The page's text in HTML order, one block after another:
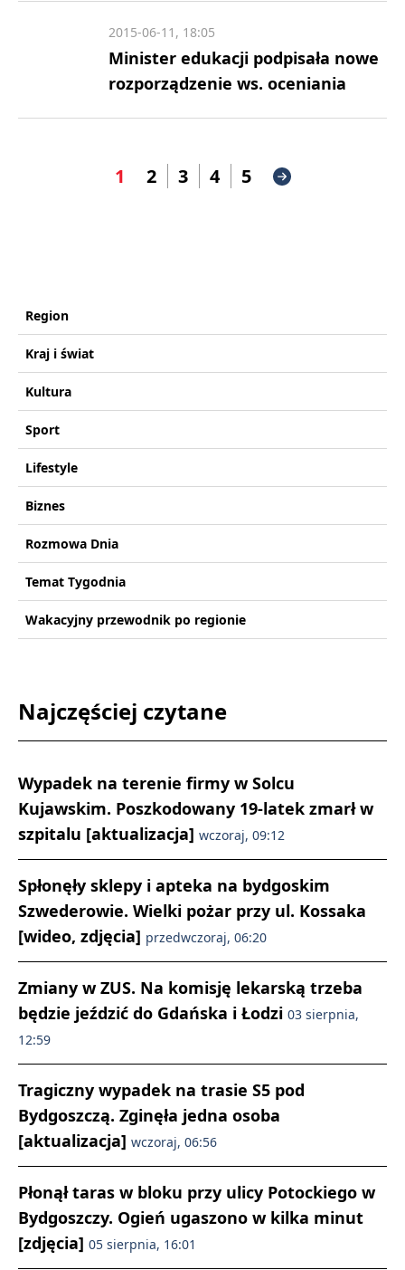
Minister edukacji podpisała nowe
rozporządzenie ws. oceniania
2015-06-11, 18:05
1 2 3 4 5
Region
Kraj i świat
Kultura
Sport
Lifestyle
Biznes
Rozmowa Dnia
Temat Tygodnia
Wakacyjny przewodnik po regionie
Najczęściej czytane
Wypadek na terenie firmy w Solcu
Kujawskim. Poszkodowany 19-latek zmarł w
szpitalu [aktualizacja] wczoraj, 09:12
Spłonęły sklepy i apteka na bydgoskim
Szwederowie. Wielki pożar przy ul. Kossaka
[wideo, zdjęcia] przedwczoraj, 06:20
Zmiany w ZUS. Na komisję lekarską trzeba
będzie jeździć do Gdańska i Łodzi 03 sierpnia,
12:59
Tragiczny wypadek na trasie S5 pod
Bydgoszczą. Zginęła jedna osoba
[aktualizacja] wczoraj, 06:56
Płonął taras w bloku przy ulicy Potockiego w
Bydgoszczy. Ogień ugaszono w kilka minut
[zdjęcia] 05 sierpnia, 16:01